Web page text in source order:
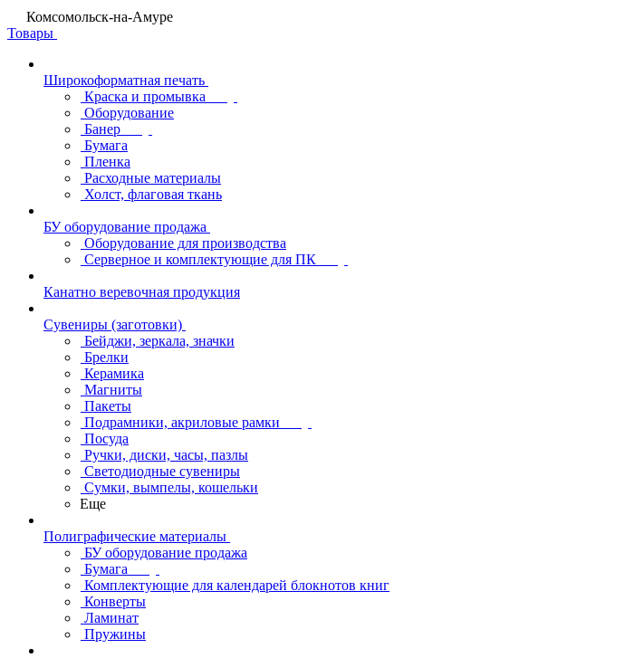
Комсомольск-на-Амуре
Товары
Широкоформатная печать
Краска и промывка
Оборудование
Банер
Бумага
Пленка
Расходные материалы
Холст, флаговая ткань
БУ оборудование продажа
Оборудование для производства
Серверное и комплектующие для ПК
Канатно веревочная продукция
Сувениры (заготовки)
Бейджи, зеркала, значки
Брелки
Керамика
Магниты
Пакеты
Подрамники, акриловые рамки
Посуда
Ручки, диски, часы, пазлы
Светодиодные сувениры
Сумки, вымпелы, кошельки
Еще
Полиграфические материалы
БУ оборудование продажа
Бумага
Комплектующие для календарей блокнотов книг
Конверты
Ламинат
Пружины